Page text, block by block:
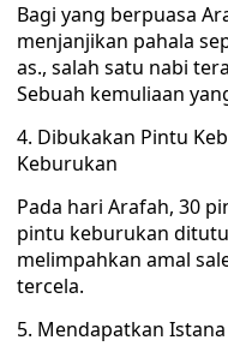
Bagi yang berpuasa
menjanjikan pahala
as., salah satu nabi
Sebuah kemuliaan
4. Dibukakan Pintu
Keburukan
Pada hari Arafah, 30
pintu keburukan
melimpahkan amal
tercela.
5. Mendapatkan